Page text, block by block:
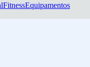
FitnessEquipamentos